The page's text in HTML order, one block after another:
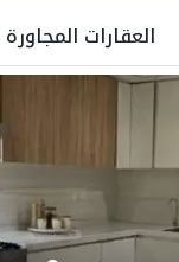
العقارات المجاورة